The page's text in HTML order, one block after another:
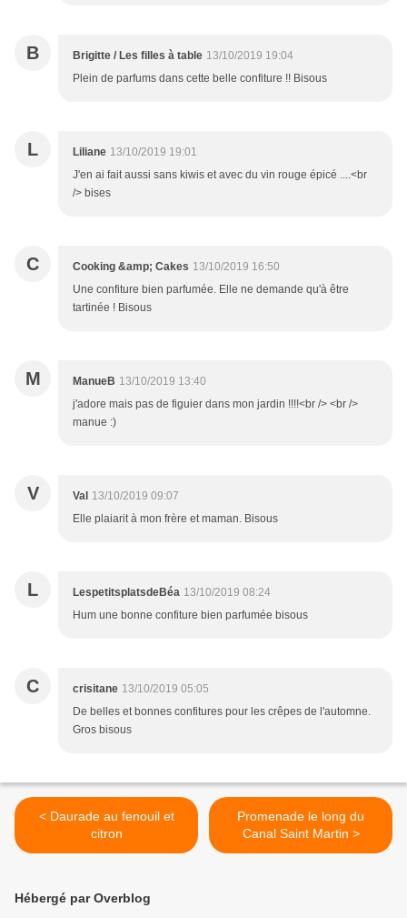
B Brigitte / Les filles à table 13/10/2019 19:04
Plein de parfums dans cette belle confiture !! Bisous
L Liliane 13/10/2019 19:01
J'en ai fait aussi sans kiwis et avec du vin rouge épicé ....<br
/> bises
C Cooking &amp; Cakes 13/10/2019 16:50
Une confiture bien parfumée. Elle ne demande qu'à être
tartinée ! Bisous
M ManueB 13/10/2019 13:40
j'adore mais pas de figuier dans mon jardin !!!!<br /> <br />
manue :)
V Val 13/10/2019 09:07
Elle plaiarit à mon frère et maman. Bisous
L LespetitsplatsdeBéa 13/10/2019 08:24
Hum une bonne confiture bien parfumée bisous
C crisitane 13/10/2019 05:05
De belles et bonnes confitures pour les crêpes de l'automne.
Gros bisous
< Daurade au fenouil et
citron
Promenade le long du
Canal Saint Martin >
Hébergé par Overblog